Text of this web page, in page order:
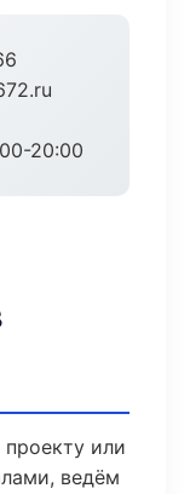
20:00
или
ведём